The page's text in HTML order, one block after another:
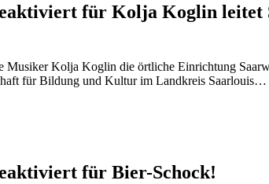
für Kolja Koglin leitet
Musiker Kolja Koglin die örtliche Einrichtung
für Bildung und Kultur im Landkreis Saarlouis…
für Bier-Schock!